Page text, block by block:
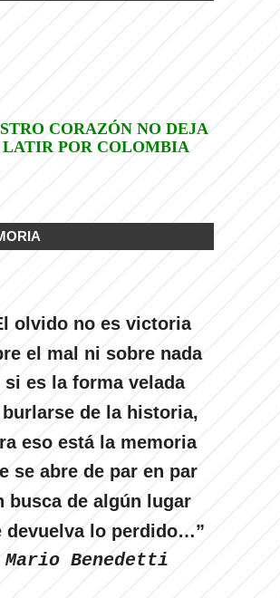
CORAZÓN NO DEJA
LATIR POR COLOMBIA
olvido no es victoria
el mal ni sobre nada
si es la forma velada
de la historia,
eso está la memoria
se abre de par en par
busca de algún lugar
devuelva lo perdido…”
Mario Benedetti